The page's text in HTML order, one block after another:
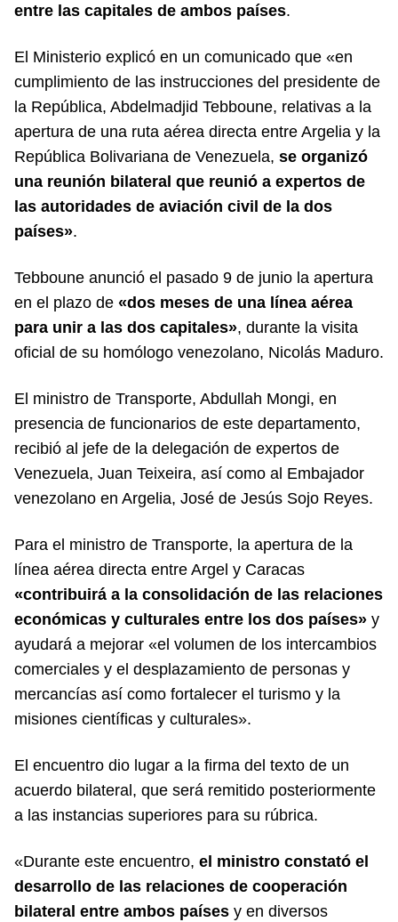
entre las capitales de ambos países.
El Ministerio explicó en un comunicado que «en
cumplimiento de las instrucciones del presidente de
la República, Abdelmadjid Tebboune, relativas a la
apertura de una ruta aérea directa entre Argelia y la
República Bolivariana de Venezuela, se organizó
una reunión bilateral que reunió a expertos de
las autoridades de aviación civil de la dos
países».
Tebboune anunció el pasado 9 de junio la apertura
en el plazo de «dos meses de una línea aérea
para unir a las dos capitales», durante la visita
oficial de su homólogo venezolano, Nicolás Maduro.
El ministro de Transporte, Abdullah Mongi, en
presencia de funcionarios de este departamento,
recibió al jefe de la delegación de expertos de
Venezuela, Juan Teixeira, así como al Embajador
venezolano en Argelia, José de Jesús Sojo Reyes.
Para el ministro de Transporte, la apertura de la
línea aérea directa entre Argel y Caracas
«contribuirá a la consolidación de las relaciones
económicas y culturales entre los dos países» y
ayudará a mejorar «el volumen de los intercambios
comerciales y el desplazamiento de personas y
mercancías así como fortalecer el turismo y la
misiones científicas y culturales».
El encuentro dio lugar a la firma del texto de un
acuerdo bilateral, que será remitido posteriormente
a las instancias superiores para su rúbrica.
«Durante este encuentro, el ministro constató el
desarrollo de las relaciones de cooperación
bilateral entre ambos países y en diversos